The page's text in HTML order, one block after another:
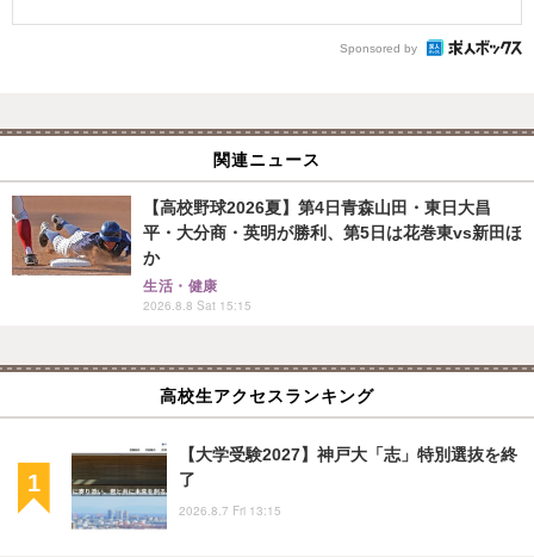
Sponsored by
関連ニュース
【高校野球2026夏】第4日青森山田・東日大昌
平・大分商・英明が勝利、第5日は花巻東vs新田ほ
か
生活・健康
2026.8.8 Sat 15:15
高校生アクセスランキング
【大学受験2027】神戸大「志」特別選抜を終
了
2026.8.7 Fri 13:15